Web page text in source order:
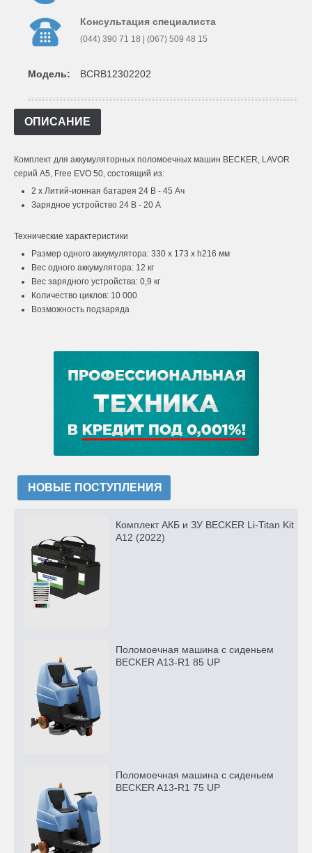
Консультация специалиста
(044) 390 71 18 | (067) 509 48 15
Модель: BCRB12302202
ОПИСАНИЕ
Комплект для аккумуляторных поломоечных машин BECKER, LAVOR
серий A5, Free EVO 50, состоящий из:
2 x Литий-ионная батарея 24 В - 45 Ач
Зарядное устройство 24 В - 20 А
Технические характеристики
Размер одного аккумулятора: 330 x 173 x h216 мм
Вес одного аккумулятора: 12 кг
Вес зарядного устройства: 0,9 кг
Количество циклов: 10 000
Возможность подзаряда
НОВЫЕ ПОСТУПЛЕНИЯ
Комплект АКБ и ЗУ BECKER Li-Titan Kit
A12 (2022)
Поломоечная машина с сиденьем
BECKER A13-R1 85 UP
Поломоечная машина с сиденьем
BECKER A13-R1 75 UP